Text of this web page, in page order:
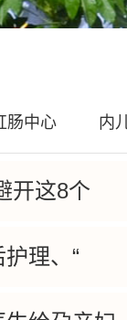
肠中心 内
开这8个
理、“